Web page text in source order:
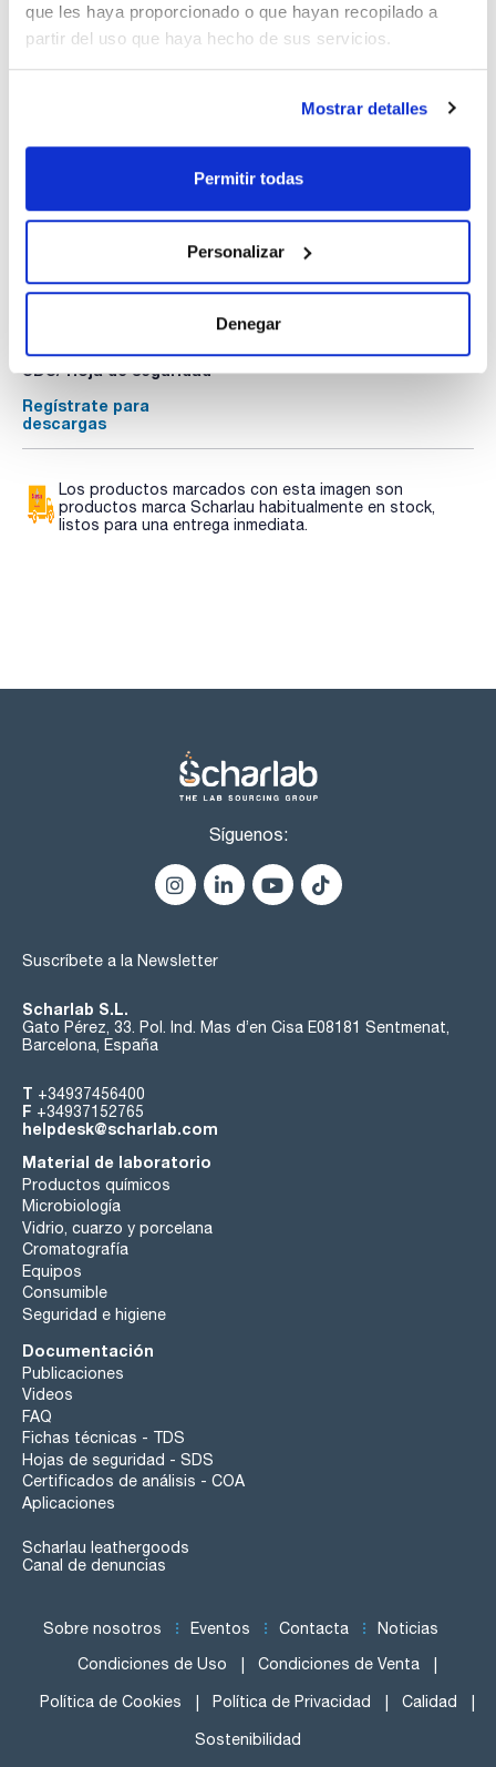
que les haya proporcionado o que hayan recopilado a
partir del uso que haya hecho de sus servicios.
Mostrar detalles
Permitir todas
Personalizar
Denegar
Imprimir ficha de
producto
- Punto de inflamación: 55 ºC
- IATA/ICAO: 6.1 II UN 2929
- Palabra de advertencia-GHS: Peligro
H351 - H361d - H372 - - -
P405 - P501a - -
Para uso con: Aquagent® Complet 5K (AQ0004)
contiene triclorometano y 2-cloroetanol
Ver más
Documentación técnica
TDS / Ficha técnica
descargas
COA
Regístrate para
descargas
SDS/ Hoja de seguridad
Regístrate para
descargas
Los productos marcados con esta imagen son
productos marca Scharlau habitualmente en stock,
listos para una entrega inmediata.
Síguenos:
Suscríbete a la Newsletter
Scharlab S.L.
Gato Pérez, 33. Pol. Ind. Mas d’en Cisa E08181 Sentmenat,
Barcelona, España
T +34937456400
F +34937152765
helpdesk@scharlab.com
Material de laboratorio
Productos químicos
Microbiología
Vidrio, cuarzo y porcelana
Cromatografía
Equipos
Consumible
Seguridad e higiene
Documentación
Publicaciones
Videos
FAQ
Fichas técnicas - TDS
Hojas de seguridad - SDS
Certificados de análisis - COA
Aplicaciones
Scharlau leathergoods
Canal de denuncias
Sobre nosotros Eventos Contacta Noticias
Condiciones de Uso Condiciones de Venta
Política de Cookies Política de Privacidad Calidad
Sostenibilidad